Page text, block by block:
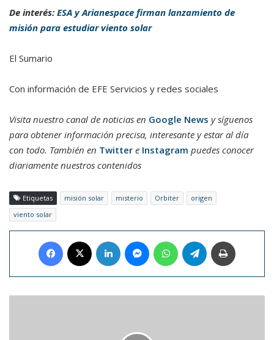
De interés: ESA y Arianespace firman lanzamiento de
misión para estudiar viento solar
El Sumario
Con información de EFE Servicios y redes sociales
Visita nuestro canal de noticias en Google News y síguenos
para obtener información precisa, interesante y estar al día
con todo. También en Twitter e Instagram puedes conocer
diariamente nuestros contenidos
Etiquetas misión solar misterio Orbiter
origen
viento solar
Facebook LinkedIn MessengerWhatsAppTelegram